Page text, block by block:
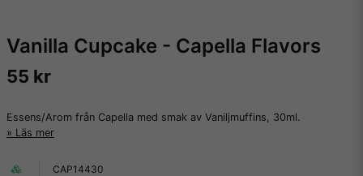
Vanilla Cupcake - Capella Flavors
55 kr
Essens/Arom från Capella med smak av Vaniljmuffins, 30ml.
Läs mer
CAP14430